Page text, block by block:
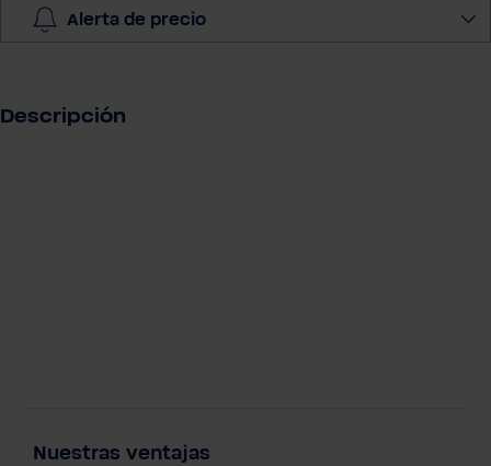
Alerta de precio
Descripción
Nuestras ventajas